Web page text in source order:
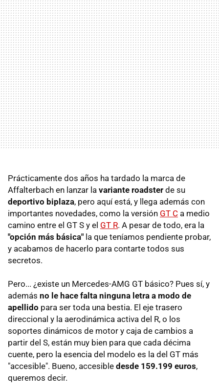
Prácticamente dos años ha tardado la marca de
Affalterbach en lanzar la variante roadster de su
deportivo biplaza, pero aquí está, y llega además con
importantes novedades, como la versión GT C a medio
camino entre el GT S y el GT R. A pesar de todo, era la
"opción más básica" la que teníamos pendiente probar,
y acabamos de hacerlo para contarte todos sus
secretos.
Pero... ¿existe un Mercedes-AMG GT básico? Pues sí, y
además no le hace falta ninguna letra a modo de
apellido para ser toda una bestia. El eje trasero
direccional y la aerodinámica activa del R, o los
soportes dinámicos de motor y caja de cambios a
partir del S, están muy bien para que cada décima
cuente, pero la esencia del modelo es la del GT más
"accesible". Bueno, accesible desde 159.199 euros,
queremos decir.